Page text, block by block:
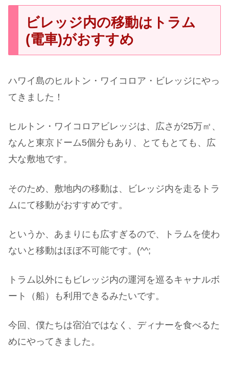
ビレッジ内の移動はトラム
(電車)がおすすめ
ハワイ島のヒルトン・ワイコロア・ビレッジにやっ
てきました！
ヒルトン・ワイコロアビレッジは、広さが25万㎡、
なんと東京ドーム5個分もあり、とてもとても、広
大な敷地です。
そのため、敷地内の移動は、ビレッジ内を走るトラ
ムにて移動がおすすめです。
というか、あまりにも広すぎるので、トラムを使わ
ないと移動はほぼ不可能です。(^^;
トラム以外にもビレッジ内の運河を巡るキャナルボ
ート（船）も利用できるみたいです。
今回、僕たちは宿泊ではなく、ディナーを食べるた
めにやってきました。